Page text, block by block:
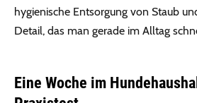
hygienische Entsorgung von Staub
Detail, das man gerade im Alltag
Eine Woche im